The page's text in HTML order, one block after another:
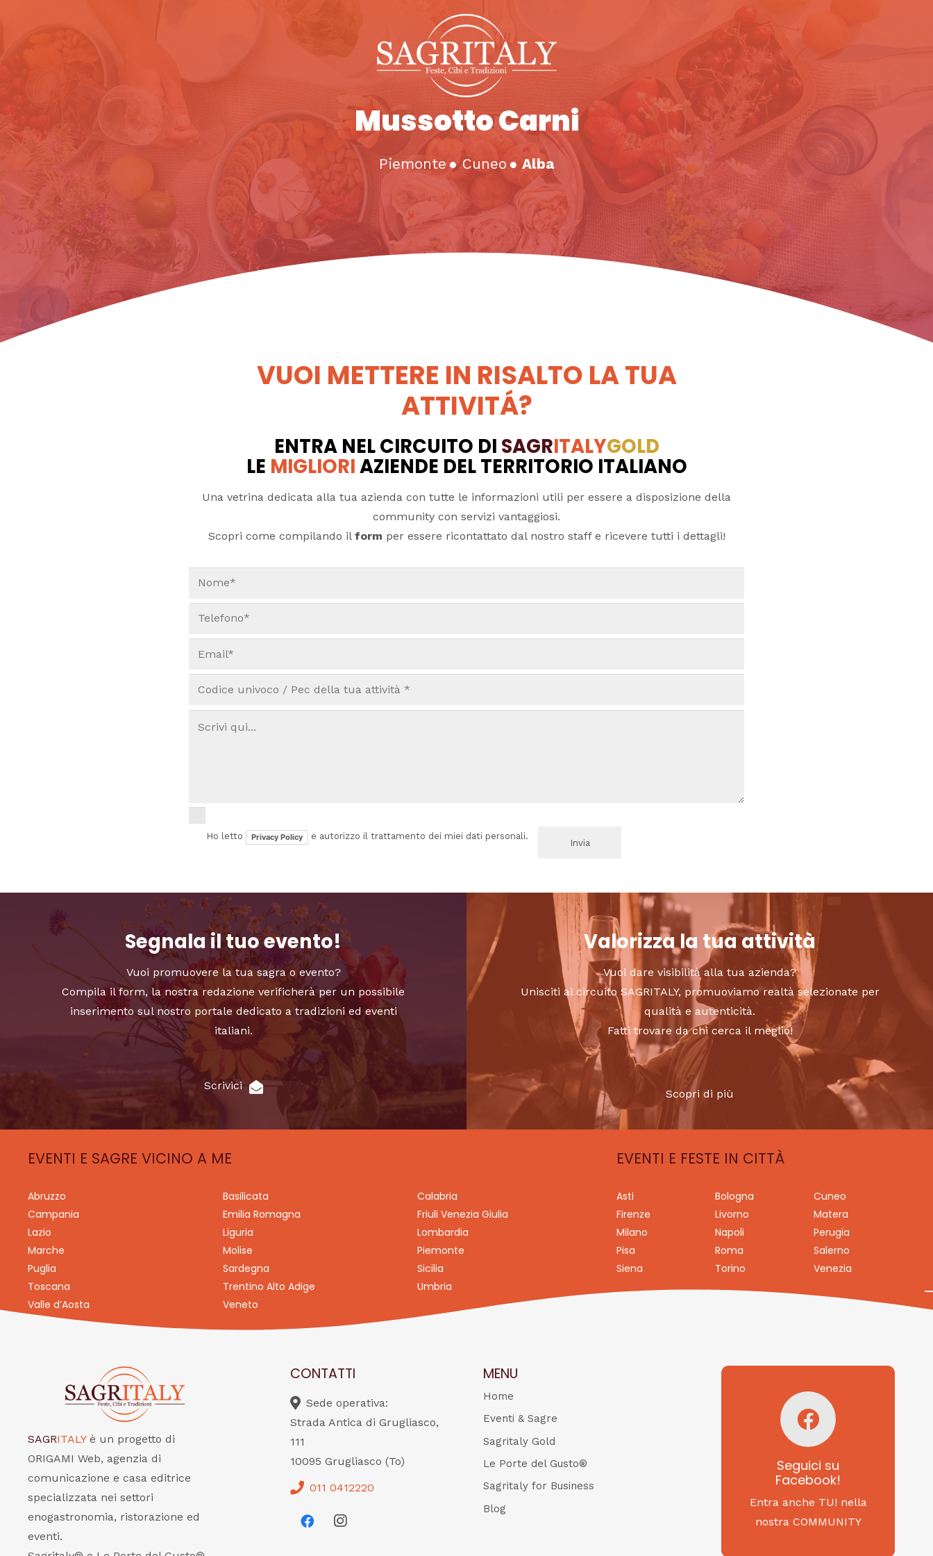
Mussotto Carni
Piemonte ●Cuneo ● Alba
VUOI METTERE IN RISALTO LA TUA
ATTIVITÁ?
ENTRA NEL CIRCUITO DI SAGRITALYGOLD
LE MIGLIORIAZIENDE DEL TERRITORIO ITALIANO
Una vetrina dedicata alla tua azienda con tutte le informazioni utili per essere a disposizione della
community con servizi vantaggiosi.
Scopri come compilando il form per essere ricontattato dal nostro staff e ricevere tutti i dettagli!
Ho letto Privacy Policy e autorizzo il trattamento dei miei dati personali.
Segnala il tuo evento!
Vuoi promuovere la tua sagra o evento?
Compila il form, la nostra redazione verificherà per un possibile
inserimento sul nostro portale dedicato a tradizioni ed eventi
italiani.
Scrivici
Valorizza la tua attività
Vuoi dare visibilità alla tua azienda?
Unisciti al circuito SAGRITALY, promuoviamo realtà selezionate per
qualità e autenticità.
Fatti trovare da chi cerca il meglio!
Scopri di più
EVENTI E SAGRE VICINO A ME
Abruzzo Basilicata
Calabria
Campania
Emilia Romagna
Friuli Venezia Giulia
Lazio
Liguria
Lombardia
Marche
Molise
Piemonte
Puglia
Sardegna
Sicilia
Toscana
Trentino Alto Adige
Umbria
Valle d’Aosta
Veneto
EVENTI E FESTE IN CITTÀ
Asti Bologna
Cuneo
Firenze
Livorno
Matera
Milano
Napoli
Perugia
Pisa
Roma
Salerno
Siena
Torino Venezia
SAGRITALY è un progetto di
ORIGAMI Web, agenzia di
comunicazione e casa editrice
specializzata nei settori
enogastronomia, ristorazione ed
eventi.
CONTATTI
Sede operativa:
Strada Antica di Grugliasco,
111
10095 Grugliasco (To)
011 0412220
MENU
Home
Eventi & Sagre
Sagritaly Gold
Le Porte del Gusto®
Sagritaly for Business
Blog
Seguici su
Facebook!
Entra anche TU! nella
nostra COMMUNITY
Seguici su
Facebook!
SAGRITALY
Feste, cibi e tradizioni
da Nord a Sud...